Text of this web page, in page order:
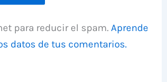
para reducir el spam.Aprende
datos de tus comentarios.